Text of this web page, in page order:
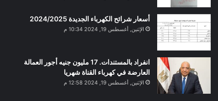
أسعار شرائح الكهرباء الجديدة 2024/2025
الإثنين, أغسطس 19, 2024 10:34 م
انفراد بالمستندات. 17 مليون جنيه أجور العمالة
العارضة في كهرباء القناة شهريا
الإثنين, أغسطس 19, 2024 12:58 م